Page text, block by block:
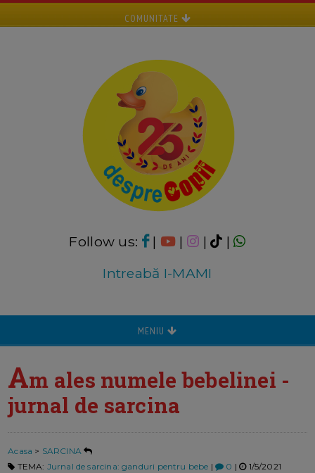
COMUNITATE
Follow us: | | |
|
Intreabă I-MAMI
MENIU
Am ales numele bebelinei -
jurnal de sarcina
Acasa > SARCINA
TEMA: Jurnal de sarcina: ganduri pentru bebe | 0 | 1/5/2021